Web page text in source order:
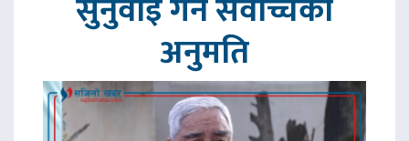
अनुमति